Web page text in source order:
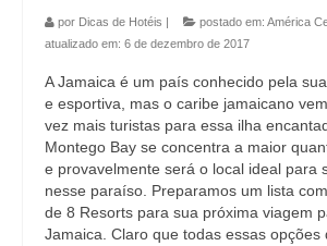
por Dicas de Hotéis | postado em: América
atualizado em: 6 de dezembro de 2017
A Jamaica é um país conhecido pela
e esportiva, mas o caribe jamaicano
vez mais turistas para essa ilha
Montego Bay se concentra a maior
e provavelmente será o local ideal para
nesse paraíso. Preparamos um lista
de 8 Resorts para sua próxima viagem
Jamaica. Claro que todas essas opções